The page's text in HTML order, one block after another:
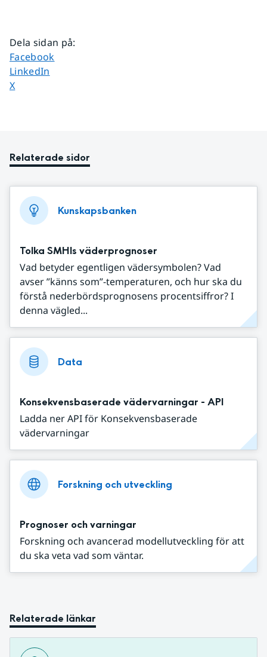
Dela sidan på:
Dela sidan på
Facebook
Dela sidan på
LinkedIn
Dela sidan på
X
Relaterade sidor
Kunskapsbanken
Tolka SMHIs väderprognoser
Vad betyder egentligen vädersymbolen? Vad
avser ”känns som”-temperaturen, och hur ska du
förstå nederbördsprognosens procentsiffror? I
denna vägled...
Data
Konsekvensbaserade vädervarningar - API
Ladda ner API för Konsekvensbaserade
vädervarningar
Forskning och utveckling
Prognoser och varningar
Forskning och avancerad modellutveckling för att
du ska veta vad som väntar.
Relaterade länkar